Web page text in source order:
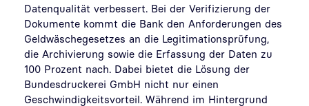
Datenqualität verbessert. Bei der Verifizierung der
Dokumente kommt die Bank den Anforderungen des
Geldwäschegesetzes an die Legitimationsprüfung,
die Archivierung sowie die Erfassung der Daten zu
100 Prozent nach. Dabei bietet die Lösung der
Bundesdruckerei GmbH nicht nur einen
Geschwindigkeitsvorteil. Während im Hintergrund